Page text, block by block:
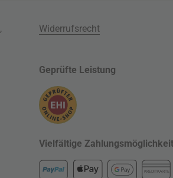
,
Widerrufsrecht
Geprüfte Leistung
Vielfältige
KREDITKARTE